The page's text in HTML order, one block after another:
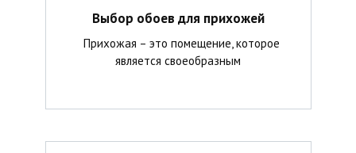
Выбор обоев для прихожей
Прихожая – это помещение, которое
является своеобразным